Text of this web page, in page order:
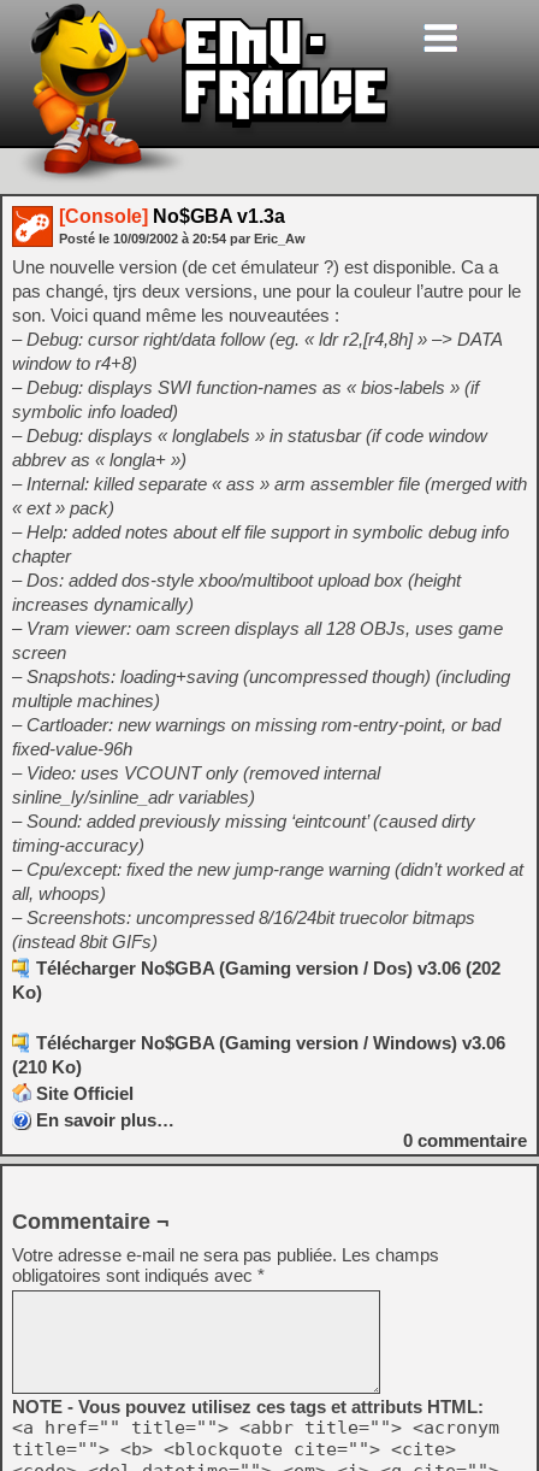
[Console] No$GBA v1.3a
Posté le 10/09/2002 à 20:54 par Eric_Aw
Une nouvelle version (de cet émulateur ?) est disponible. Ca a
pas changé, tjrs deux versions, une pour la couleur l’autre pour le
son. Voici quand même les nouveautées :
– Debug: cursor right/data follow (eg. « ldr r2,[r4,8h] » –> DATA
window to r4+8)
– Debug: displays SWI function-names as « bios-labels » (if
symbolic info loaded)
– Debug: displays « longlabels » in statusbar (if code window
abbrev as « longla+ »)
– Internal: killed separate « ass » arm assembler file (merged with
« ext » pack)
– Help: added notes about elf file support in symbolic debug info
chapter
– Dos: added dos-style xboo/multiboot upload box (height
increases dynamically)
– Vram viewer: oam screen displays all 128 OBJs, uses game
screen
– Snapshots: loading+saving (uncompressed though) (including
multiple machines)
– Cartloader: new warnings on missing rom-entry-point, or bad
fixed-value-96h
– Video: uses VCOUNT only (removed internal
sinline_ly/sinline_adr variables)
– Sound: added previously missing ‘eintcount’ (caused dirty
timing-accuracy)
– Cpu/except: fixed the new jump-range warning (didn’t worked at
all, whoops)
– Screenshots: uncompressed 8/16/24bit truecolor bitmaps
(instead 8bit GIFs)
Télécharger No$GBA (Gaming version / Dos) v3.06 (202
Ko)
Télécharger No$GBA (Gaming version / Windows) v3.06
(210 Ko)
Site Officiel
En savoir plus…
0 commentaire
Commentaire ¬
Votre adresse e-mail ne sera pas publiée. Les champs
obligatoires sont indiqués avec *
NOTE - Vous pouvez utilisez ces tags et attributs HTML:
<a href="" title=""> <abbr title=""> <acronym
title=""> <b> <blockquote cite=""> <cite>